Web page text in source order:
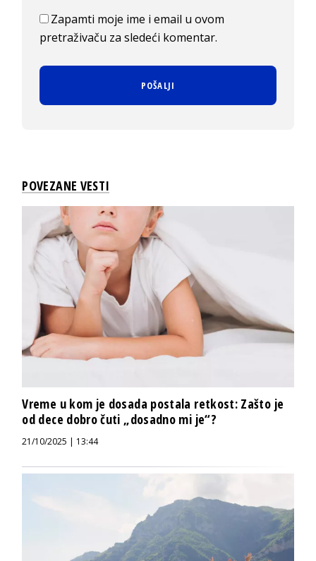
Zapamti moje ime i email u ovom
pretraživaču za sledeći komentar.
POVEZANE VESTI
Vreme u kom je dosada postala retkost: Zašto je
od dece dobro čuti „dosadno mi je“?
21/10/2025 | 13:44